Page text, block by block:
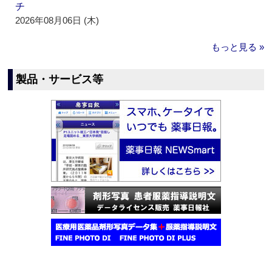
チ
2026年08月06日 (木)
もっと見る »
製品・サービス等